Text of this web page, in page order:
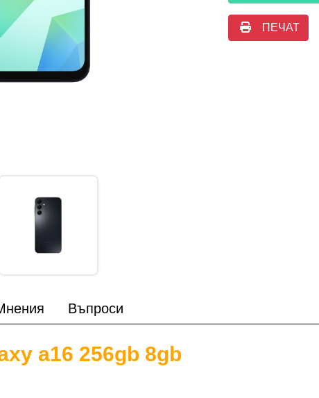
ПЕЧАТ
Въпроси
a16 256gb 8gb